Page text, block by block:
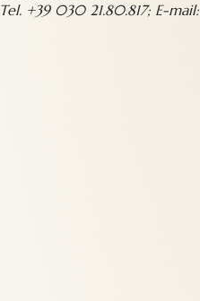
Tel. +39 030 21.80.817; E-mail: